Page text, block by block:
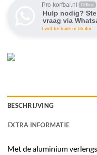
Pro-korfbal.nl Offline
Hulp nodig?
vraag via
I will be back in 5h:4m
BESCHRIJVING
EXTRA INFORMATIE
Met de aluminium